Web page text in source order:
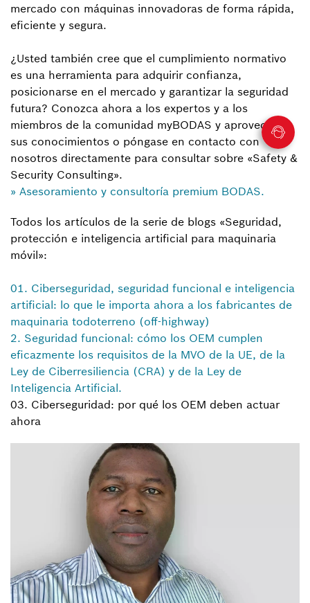
mercado con máquinas innovadoras de forma rápida,
eficiente y segura.
¿Usted también cree que el cumplimiento normativo
es una herramienta para adquirir confianza,
posicionarse en el mercado y garantizar la seguridad
futura? Conozca ahora a los expertos y a los
miembros de la comunidad myBODAS y aproveche
sus conocimientos o póngase en contacto con
nosotros directamente para consultar sobre «Safety &
Security Consulting».
» Asesoramiento y consultoría premium BODAS.
Todos los artículos de la serie de blogs «Seguridad,
protección e inteligencia artificial para maquinaria
móvil»:
01. Ciberseguridad, seguridad funcional e inteligencia
artificial: lo que le importa ahora a los fabricantes de
maquinaria todoterreno (off-highway)
2. Seguridad funcional: cómo los OEM cumplen
eficazmente los requisitos de la MVO de la UE, de la
Ley de Ciberresiliencia (CRA) y de la Ley de
Inteligencia Artificial.
03. Ciberseguridad: por qué los OEM deben actuar
ahora